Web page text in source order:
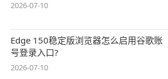
2026-07-10
Edge 150稳定版浏览器怎么启用谷歌账
号登录入口?
2026-07-10